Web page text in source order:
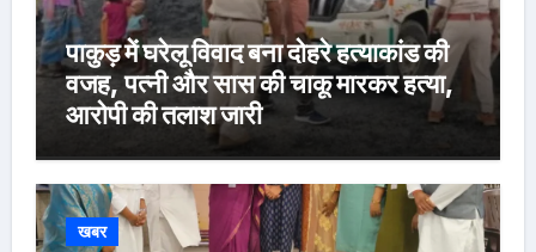
पाकुड़ में घरेलू विवाद बना दोहरे हत्याकांड की
वजह, पत्नी और सास की चाकू मारकर हत्या,
आरोपी की तलाश जारी
खबर